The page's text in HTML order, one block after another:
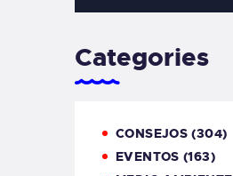
Categories
CONSEJOS (304)
EVENTOS (163)